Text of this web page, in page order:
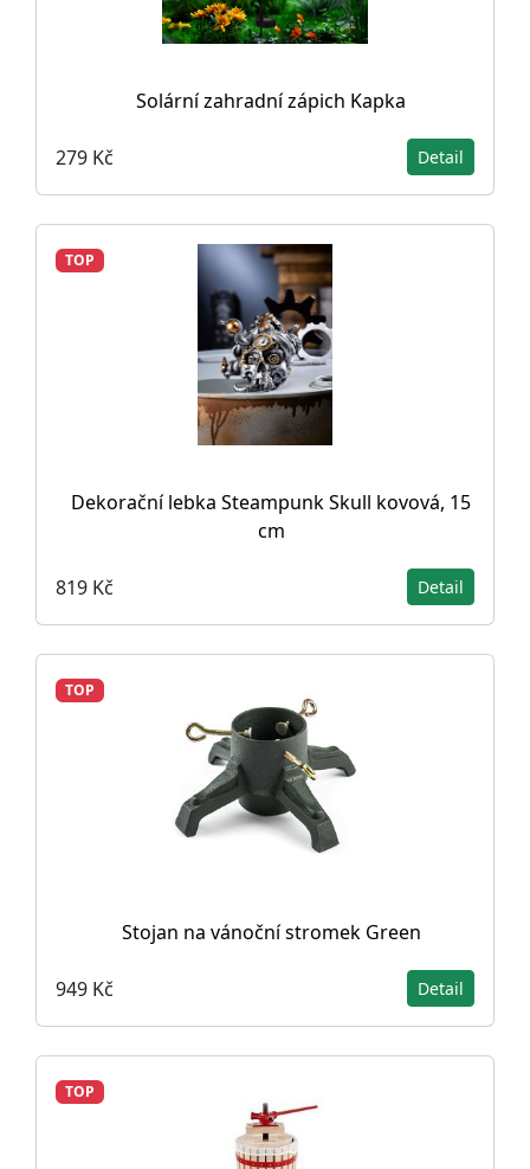
Solární zahradní zápich Kapka
279 Kč Detail
TOP
Dekorační lebka Steampunk Skull kovová, 15
cm
819 Kč Detail
TOP
Stojan na vánoční stromek Green
949 Kč Detail
TOP